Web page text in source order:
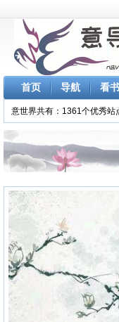
首页 导航 看书
意世界共有：1361个优秀